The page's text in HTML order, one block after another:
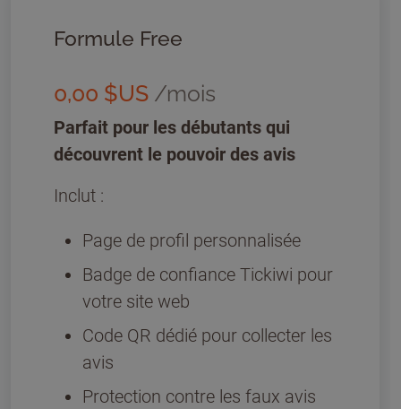
Formule Free
0,00 $US /mois
Parfait pour les débutants qui
découvrent le pouvoir des avis
Inclut :
Page de profil personnalisée
Badge de confiance Tickiwi pour
votre site web
Code QR dédié pour collecter les
avis
Protection contre les faux avis